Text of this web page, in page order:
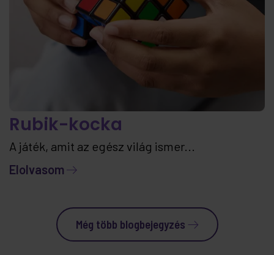
Rubik-kocka
A játék, amit az egész világ ismer...
Elolvasom
Még több blogbejegyzés